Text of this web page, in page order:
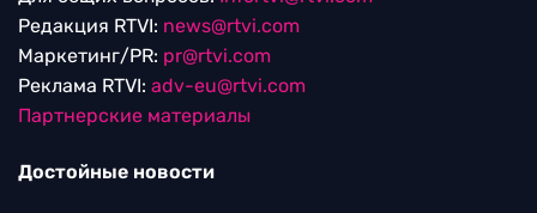
Редакция RTVI: news@rtvi.com
Маркетинг/PR: pr@rtvi.com
Реклама RTVI: adv-eu@rtvi.com
Партнерские материалы
Достойные новости